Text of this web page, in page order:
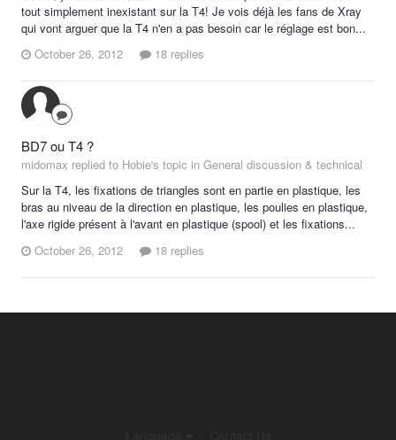
tout simplement inexistant sur la T4! Je vois déjà les fans de Xray
qui vont arguer que la T4 n'en a pas besoin car le réglage est bon...
October 26, 2012
18 replies
BD7 ou T4 ?
midomax replied to Hobie's topic in General discussion & technical
Sur la T4, les fixations de triangles sont en partie en plastique, les
bras au niveau de la direction en plastique, les poulies en plastique,
l'axe rigide présent à l'avant en plastique (spool) et les fixations...
October 26, 2012
18 replies